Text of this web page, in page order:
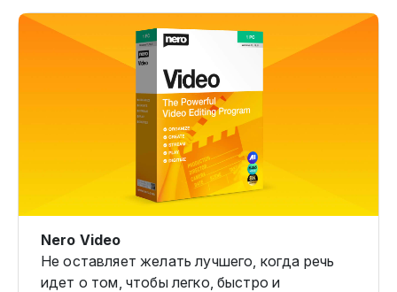
Nero Video
Не оставляет желать лучшего, когда речь
идет о том, чтобы легко, быстро и